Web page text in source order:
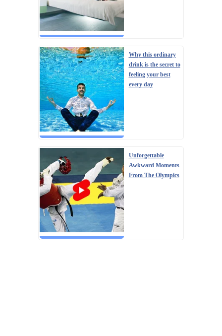
Why this ordinary
drink is the secret to
feeling your best
every day
Unforgettable
Awkward Moments
From The Olympics